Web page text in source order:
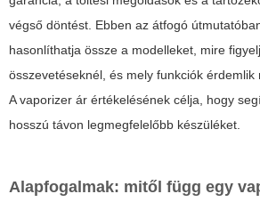
végső döntést. Ebben az átfogó
hasonlíthatja össze a modelleket, mire
összevetéseknél, és mely funkciók érdemlik
Avaporizer ár értékelésének célja, hogy
hosszú távon legmegfelelőbb készüléket.
Alapfogalmak: mitől függ egy